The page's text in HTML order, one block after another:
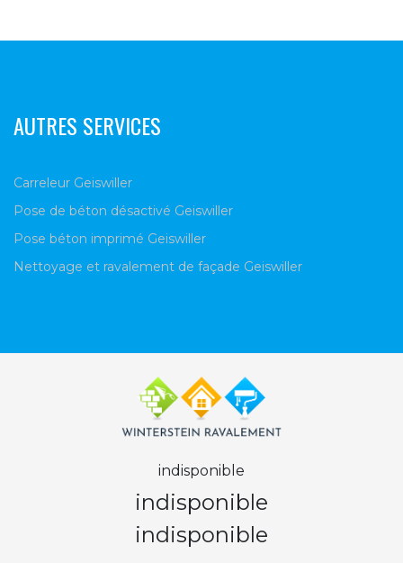
AUTRES SERVICES
Carreleur Geiswiller
Pose de béton désactivé Geiswiller
Pose béton imprimé Geiswiller
Nettoyage et ravalement de façade Geiswiller
indisponible
indisponible
indisponible